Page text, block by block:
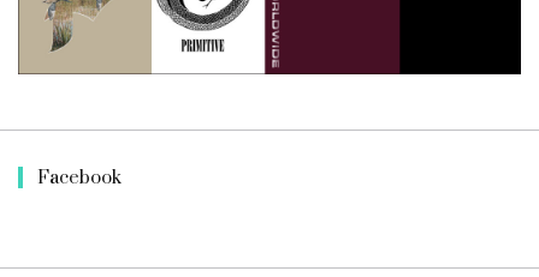
Facebook